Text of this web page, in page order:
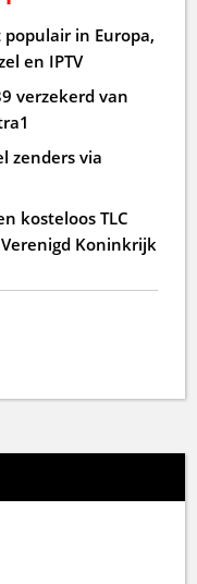
in Europa,
en IPTV
verzekerd van
zenders via
kosteloos TLC
Koninkrijk